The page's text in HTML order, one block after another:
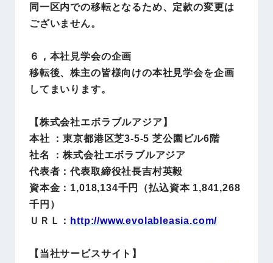
同一区内での移転となるため、定款の変更は
ございません。
６，本社見学会の企画
移転後、株主の皆様向けの本社見学会を企画
してまいります。
【株式会社エボラブルアジア】
本社 ：東京都港区芝3-5-5 芝公園ビル6階
社名 ：株式会社エボラブルアジア
代表者：代表取締役社長吉村英毅
資本金：1,018,134千円（払込資本 1,841,268
千円）
ＵＲＬ： http://www.evolableasia.com/
【当社サービスサイト】